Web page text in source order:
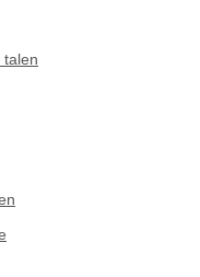
talen